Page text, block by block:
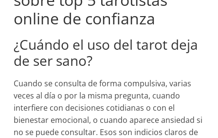
online de confianza
¿Cuándo el uso del tarot deja
de ser sano?
Cuando se consulta de forma compulsiva, varias
veces al día o por la misma pregunta, cuando
interfiere con decisiones cotidianas o con el
bienestar emocional, o cuando aparece ansiedad si
no se puede consultar. Esos son indicios claros de